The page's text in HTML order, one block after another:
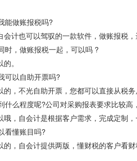
能做账报税吗?
会计也可以驾驭的一款软件，做账报税
时，做账报税一起，可以吗 ?
。
可以自助开票吗?
的，不光自助开票，您都可以直接从税
什么程度呢?公司对采购报表要求比较高
哦，自会计是根据客户需求，完成定制
看懂账目吗?
的，自会计提供两版，懂财税的客户看